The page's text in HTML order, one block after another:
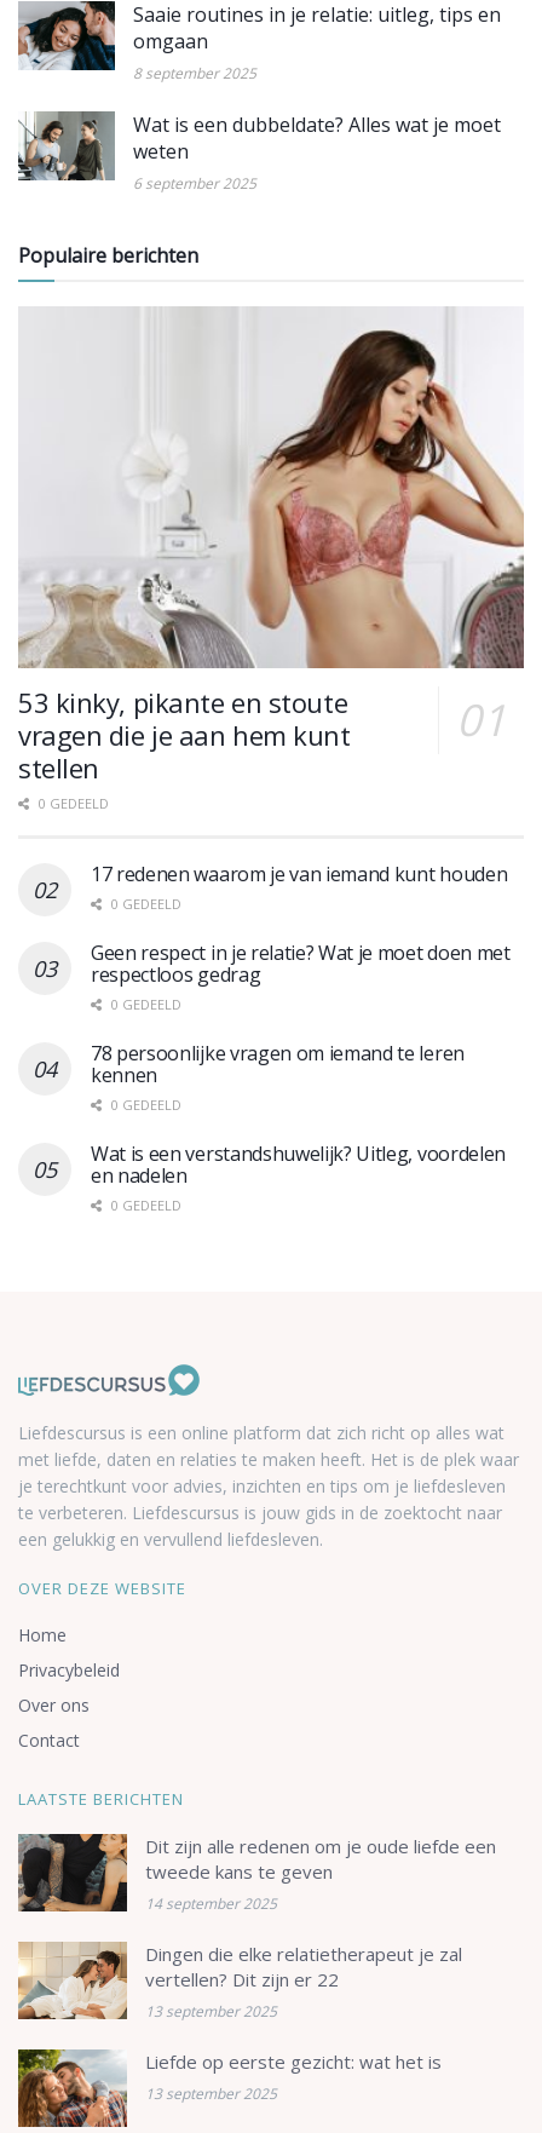
Saaie routines in je relatie: uitleg, tips en
omgaan
8 september 2025
Wat is een dubbeldate? Alles wat je moet
weten
6 september 2025
Populaire berichten
53 kinky, pikante en stoute
vragen die je aan hem kunt
stellen
0 GEDEELD
17 redenen waarom je van iemand kunt houden
0 GEDEELD
Geen respect in je relatie? Wat je moet doen met
respectloos gedrag
0 GEDEELD
78 persoonlijke vragen om iemand te leren
kennen
0 GEDEELD
Wat is een verstandshuwelijk? Uitleg, voordelen
en nadelen
0 GEDEELD
Liefdescursus is een online platform dat zich richt op alles wat
met liefde, daten en relaties te maken heeft. Het is de plek waar
je terechtkunt voor advies, inzichten en tips om je liefdesleven
te verbeteren. Liefdescursus is jouw gids in de zoektocht naar
een gelukkig en vervullend liefdesleven.
OVER DEZE WEBSITE
Home
Privacybeleid
Over ons
Contact
LAATSTE BERICHTEN
Dit zijn alle redenen om je oude liefde een
tweede kans te geven
14 september 2025
Dingen die elke relatietherapeut je zal
vertellen? Dit zijn er 22
13 september 2025
Liefde op eerste gezicht: wat het is
13 september 2025